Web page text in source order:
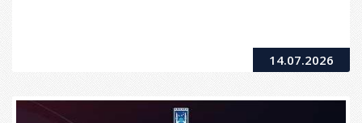
14.07.2026